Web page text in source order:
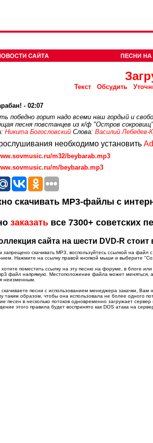
Текст Обсудить
- 02:07
победно горит надо всеми наш гордый и
песня повстанцев из к/ф "Остров
Никита Богословский Слова: Василий Лебедев-
необходимо установить
m32/beybarab.mp3
m/beybarab.mp3
скачивать MP3-файлы с
заказать все 7300+ советских
сайта на шести DVD-R стоит
запрещено скачивать MP3, воспользуйтесь ссылкой на файл
Нажмите на ссылку правой кнопкой мыши и выберите
поместить ссылку на эту песню на форуме, в блоге
файл напрямую. Местоположение файла может меняться,
неизменным.
песни с использованием менеджера закачки, Вам
таким образом, чтобы она использовала не более одного
песен в несколько потоков одновременно загружает
этого правила будет воспринято как DOS атака на